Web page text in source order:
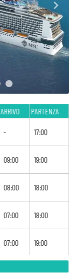
ARRIVO PARTENZA
- 17:00
09:00 19:00
08:00 18:00
07:00 18:00
07:00 19:00